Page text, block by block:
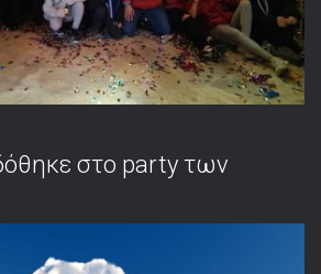
στο party των